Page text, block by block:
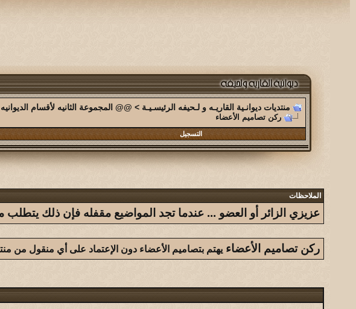
منتديات ديوانـية القاريـه و لـحيفه الرئيسـيـة > @@ المجموعة الثانيه لأقسام
ركن تصاميم الأعضاء
التسجيل
الملاحظات
عزيزي الزائر أو العضو ... عندما تجد المواضيع مقفله فإن ذلك
ركن تصاميم الأعضاء يهتم بتصاميم الأعضاء دون الإعتماد على أي منقول من
الموضوع